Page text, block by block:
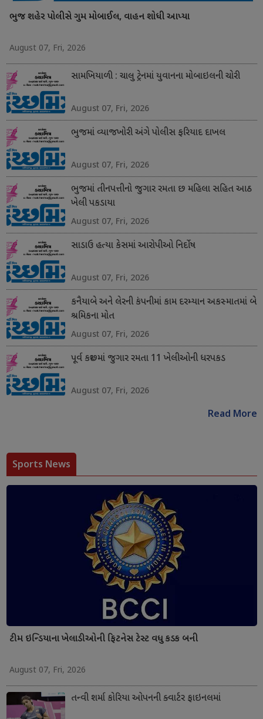
ભુજ શહેર પોલીસે ગુમ મોબાઈલ, વાહન શોધી આપ્યા
August 07, Fri, 2026
સામખિયાળી : ચાલુ ટ્રેનમાં યુવાનના મોબાઇલની ચોરી
August 07, Fri, 2026
ભુજમાં વ્યાજખોરી અંગે પોલીસ ફરિયાદ દાખલ
August 07, Fri, 2026
ભુજમાં તીનપત્તીનો જુગાર રમતા છ મહિલા સહિત આઠ
ખેલી પકડાયા
August 07, Fri, 2026
સાડાઉ હત્યા કેસમાં આરોપીઓ નિર્દોષ
August 07, Fri, 2026
કનૈયાબે અને લેરની કંપનીમાં કામ દરમ્યાન અકસ્માતમાં બે
શ્રમિકના મોત
August 07, Fri, 2026
પૂર્વ કચ્છમાં જુગાર રમતા 11 ખેલીઓની ધરપકડ
August 07, Fri, 2026
Read More
Sports News
ટીમ ઇન્ડિયાના ખેલાડીઓની ફિટનેસ ટેસ્ટ વધુ કડક બની
August 07, Fri, 2026
તન્વી શર્મા કોરિયા ઓપનની ક્વાર્ટર ફાઇનલમાં